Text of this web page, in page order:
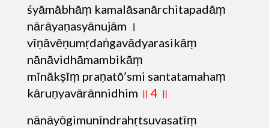
śyāmābhāṃ kamalāsanārchitapadāṃ
nārāyaṇasyānujām ।
vīṇāvēṇumṛdaṅgavādyarasikāṃ
nānāvidhāmambikāṃ
mīnākṣīṃ praṇatō’smi santatamahaṃ
kāruṇyavārānnidhim ॥ 4 ॥
nānāyōgimunīndrahṛtsuvasatīṃ